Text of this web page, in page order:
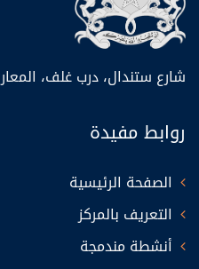
شارع ستندال، درب غلف،
روابط مفيدة
الصفحة الرئيسية
التعريف بالمركز
أنشطة مندمجة